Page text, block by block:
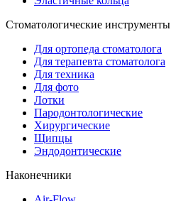
Стоматологические инструменты
Для ортопеда стоматолога
Для терапевта стоматолога
Для техника
Для фото
Лотки
Пародонтологические
Хирургические
Щипцы
Эндодонтические
Наконечники